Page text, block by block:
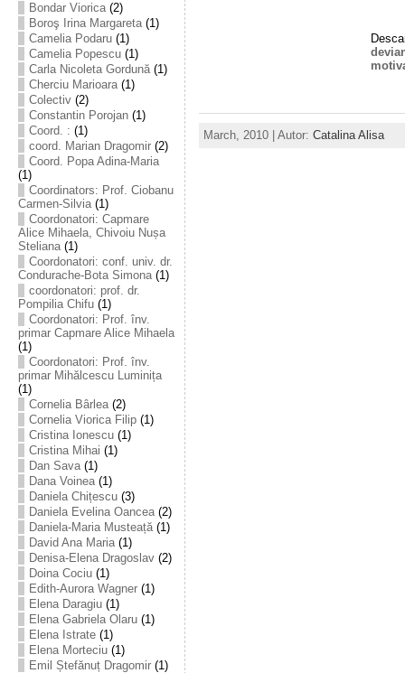
Bondar Viorica(2)
Boroş Irina Margareta(1)
Camelia Podaru(1)
Camelia Popescu(1)
Carla Nicoleta Gordună(1)
Cherciu Marioara(1)
Colectiv(2)
Constantin Porojan(1)
Coord. : (1)
coord. Marian Dragomir(2)
Coord. Popa Adina-Maria
(1)
Coordinators: Prof. Ciobanu
Carmen-Silvia(1)
Coordonatori: Capmare
Alice Mihaela, Chivoiu Nușa
Steliana(1)
Coordonatori: conf. univ. dr.
Condurache-Bota Simona(1)
coordonatori: prof. dr.
Pompilia Chifu(1)
Coordonatori: Prof. înv.
primar Capmare Alice Mihaela
(1)
Coordonatori: Prof. înv.
primar Mihălcescu Luminița
(1)
Cornelia Bârlea(2)
Cornelia Viorica Filip(1)
Cristina Ionescu(1)
Cristina Mihai (1)
Dan Sava(1)
Dana Voinea(1)
Daniela Chițescu(3)
Daniela Evelina Oancea(2)
Daniela-Maria Musteață(1)
David Ana Maria(1)
Denisa-Elena Dragoslav(2)
Doina Cociu(1)
Edith-Aurora Wagner(1)
Elena Daragiu(1)
Elena Gabriela Olaru(1)
Elena Istrate(1)
Elena Morteciu(1)
Emil Ștefănuț Dragomir(1)
March, 2010 | Autor: Catalina Alisa